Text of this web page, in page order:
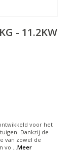
- 11.2KW
voor het
Dankzij de
van zowel de
vo ...Meer